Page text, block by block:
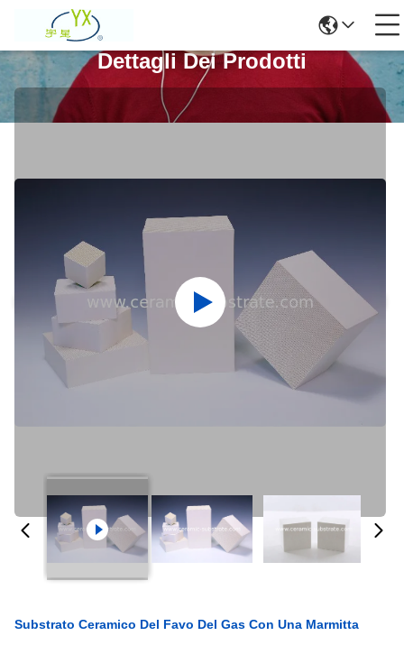
Dettagli Dei Prodotti
Substrato Ceramico Del Favo Del Gas Con Una Marmitta